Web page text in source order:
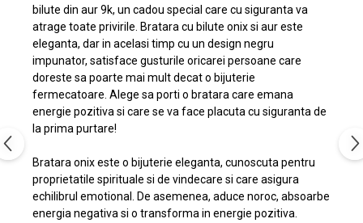
bilute din aur 9k, un cadou special care cu siguranta va
atrage toate privirile. Bratara cu bilute onix si aur este
eleganta, dar in acelasi timp cu un design negru
impunator, satisface gusturile oricarei persoane care
doreste sa poarte mai mult decat o bijuterie
fermecatoare. Alege sa porti o bratara care emana
energie pozitiva si care se va face placuta cu siguranta de
la prima purtare!
Bratara onix este o bijuterie eleganta, cunoscuta pentru
proprietatile spirituale si de vindecare si care asigura
echilibrul emotional. De asemenea, aduce noroc, absoarbe
energia negativa si o transforma in energie pozitiva.